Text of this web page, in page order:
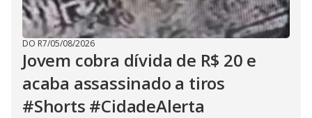
DO R7/05/08/2026
Jovem cobra dívida de R$ 20 e
acaba assassinado a tiros
#Shorts #CidadeAlerta